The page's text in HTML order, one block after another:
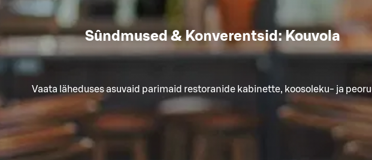
Sûndmused & Konverentsid: Kouvola
Vaata läheduses asuvaid parimaid restoranide kabinette, koosoleku- ja